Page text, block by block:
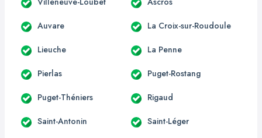
Auvare La Croix-sur-Roudoule
Lieuche La Penne
Pierlas Puget-Rostang
Puget-Théniers Rigaud
Saint-Antonin Saint-Léger